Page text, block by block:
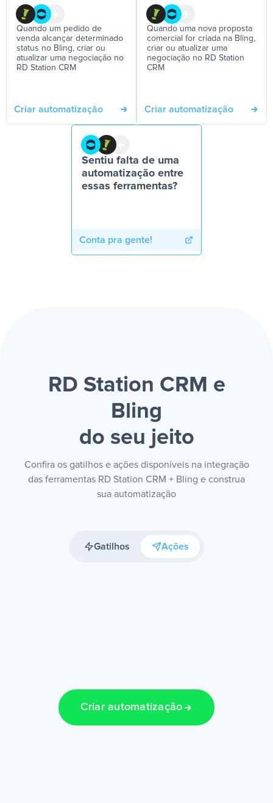
Quando um pedido de
venda alcançar determinado
status no Bling, criar ou
atualizar uma negociação no
RD Station CRM
Criar automatização
Quando uma nova proposta
comercial for criada na Bling,
criar ou atualizar uma
negociação no RD Station
CRM
Criar automatização
Sentiu falta de uma
automatização entre
essas ferramentas?
Conta pra gente!
RD Station CRM e
Bling
do seu jeito
Confira os gatilhos e ações disponíveis na integração
das ferramentas RD Station CRM + Bling e construa
sua automatização
Gatilhos Ações
Criar automatização